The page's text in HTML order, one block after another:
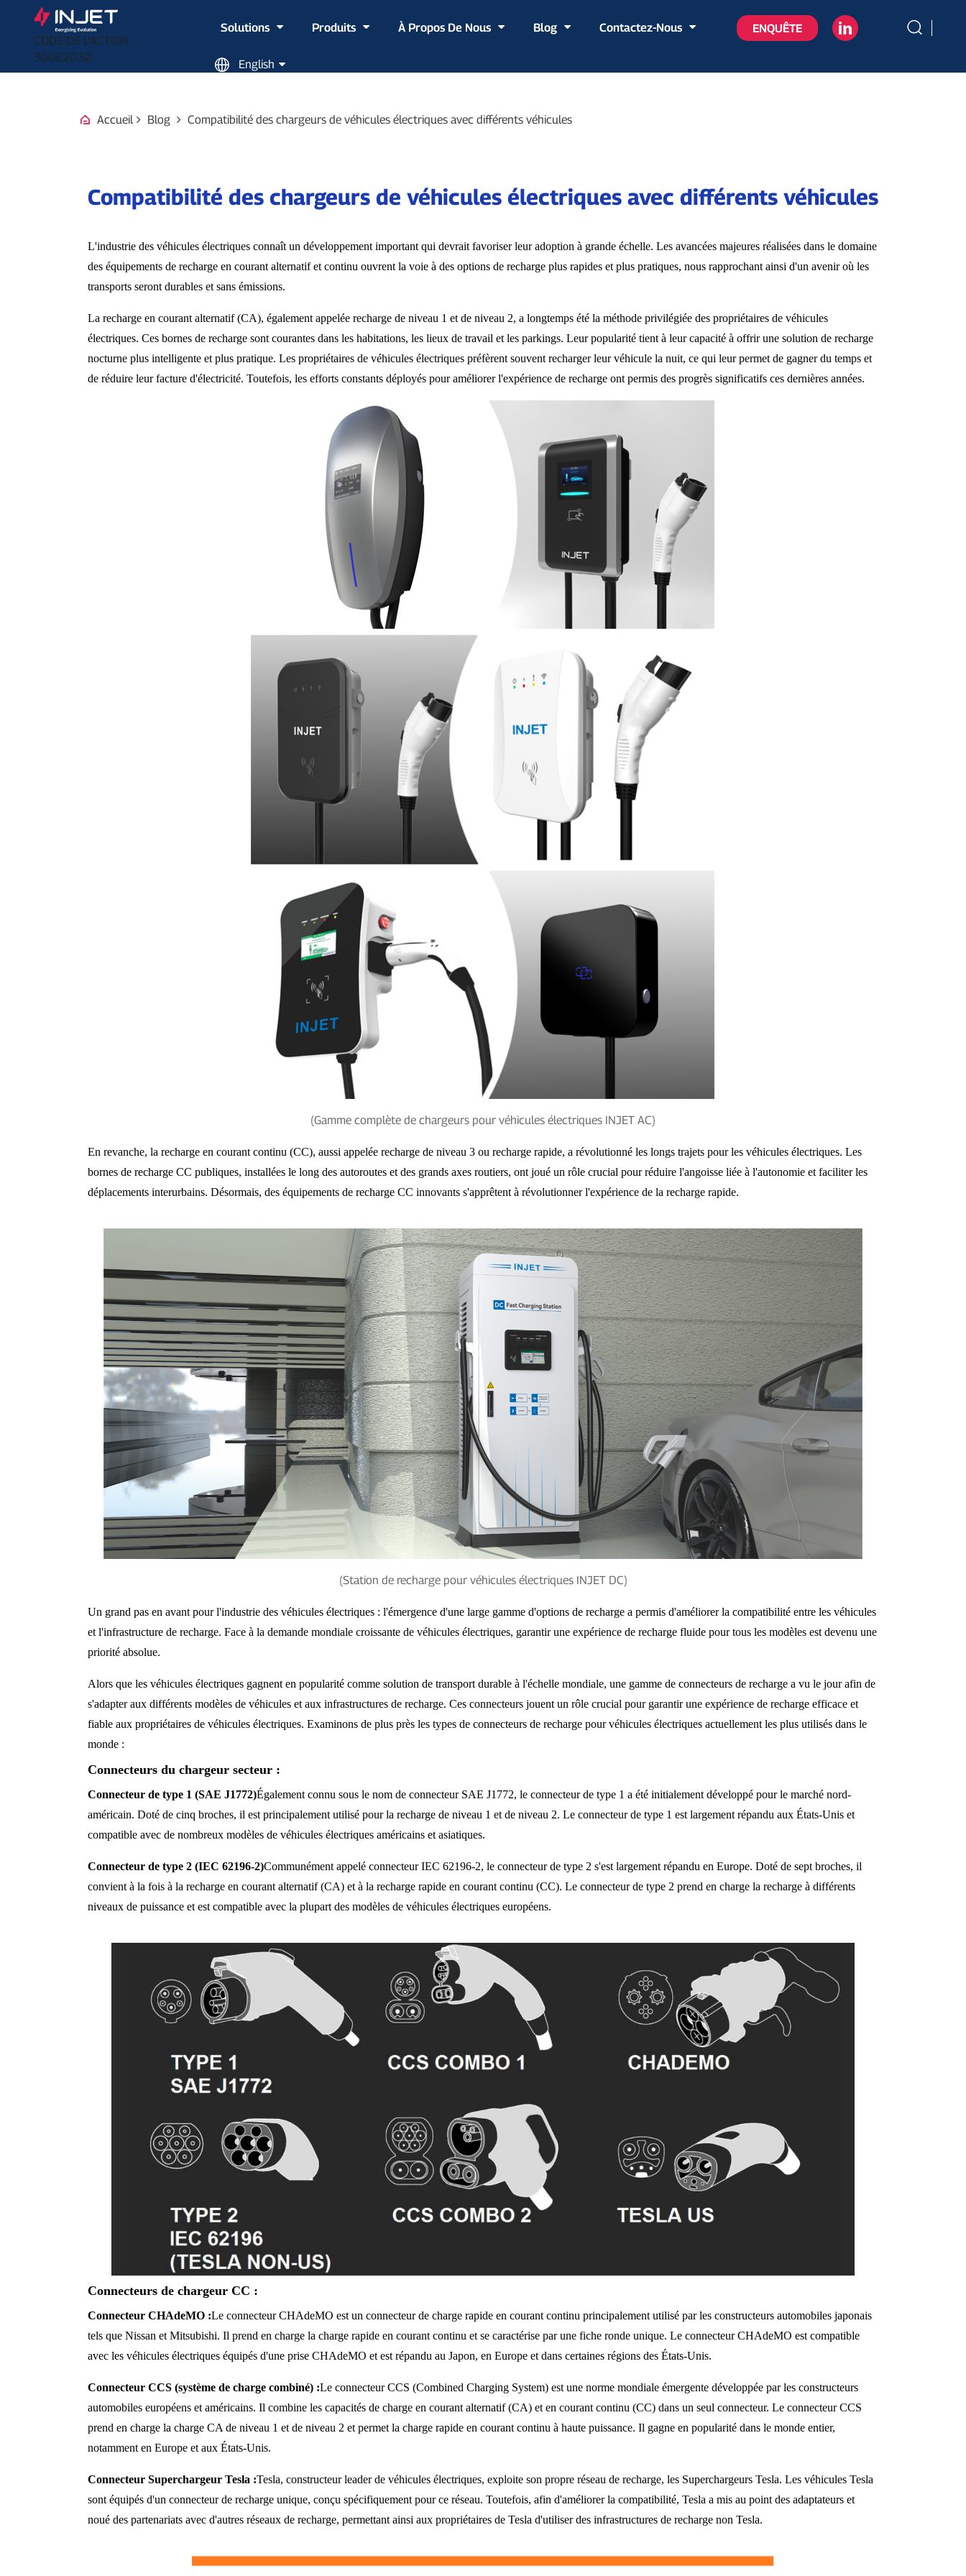
CODE DE L'ACTION
300820.SZ
Solutions Produits À Propos De Nous Blog Contactez-Nous ENQUÊTE
English
Accueil Blog Compatibilité des chargeurs de véhicules électriques avec différents véhicules
Compatibilité des chargeurs de véhicules électriques avec différents véhicules
L'industrie des véhicules électriques connaît un développement important qui devrait favoriser leur adoption à grande échelle. Les avancées majeures réalisées dans le domaine
des équipements de recharge en courant alternatif et continu ouvrent la voie à des options de recharge plus rapides et plus pratiques, nous rapprochant ainsi d'un avenir où les
transports seront durables et sans émissions.
La recharge en courant alternatif (CA), également appelée recharge de niveau 1 et de niveau 2, a longtemps été la méthode privilégiée des propriétaires de véhicules
électriques. Ces bornes de recharge sont courantes dans les habitations, les lieux de travail et les parkings. Leur popularité tient à leur capacité à offrir une solution de recharge
nocturne plus intelligente et plus pratique. Les propriétaires de véhicules électriques préfèrent souvent recharger leur véhicule la nuit, ce qui leur permet de gagner du temps et
de réduire leur facture d'électricité. Toutefois, les efforts constants déployés pour améliorer l'expérience de recharge ont permis des progrès significatifs ces dernières années.
(Gamme complète de chargeurs pour véhicules électriques INJET AC)
En revanche, la recharge en courant continu (CC), aussi appelée recharge de niveau 3 ou recharge rapide, a révolutionné les longs trajets pour les véhicules électriques. Les
bornes de recharge CC publiques, installées le long des autoroutes et des grands axes routiers, ont joué un rôle crucial pour réduire l'angoisse liée à l'autonomie et faciliter les
déplacements interurbains. Désormais, des équipements de recharge CC innovants s'apprêtent à révolutionner l'expérience de la recharge rapide.
(Station de recharge pour véhicules électriques INJET DC)
Un grand pas en avant pour l'industrie des véhicules électriques : l'émergence d'une large gamme d'options de recharge a permis d'améliorer la compatibilité entre les véhicules
et l'infrastructure de recharge. Face à la demande mondiale croissante de véhicules électriques, garantir une expérience de recharge fluide pour tous les modèles est devenu une
priorité absolue.
Alors que les véhicules électriques gagnent en popularité comme solution de transport durable à l'échelle mondiale, une gamme de connecteurs de recharge a vu le jour afin de
s'adapter aux différents modèles de véhicules et aux infrastructures de recharge. Ces connecteurs jouent un rôle crucial pour garantir une expérience de recharge efficace et
fiable aux propriétaires de véhicules électriques. Examinons de plus près les types de connecteurs de recharge pour véhicules électriques actuellement les plus utilisés dans le
monde :
Connecteurs du chargeur secteur :
Connecteur de type 1 (SAE J1772)Également connu sous le nom de connecteur SAE J1772, le connecteur de type 1 a été initialement développé pour le marché nord-
américain. Doté de cinq broches, il est principalement utilisé pour la recharge de niveau 1 et de niveau 2. Le connecteur de type 1 est largement répandu aux États-Unis et
compatible avec de nombreux modèles de véhicules électriques américains et asiatiques.
Connecteur de type 2 (IEC 62196-2)Communément appelé connecteur IEC 62196-2, le connecteur de type 2 s'est largement répandu en Europe. Doté de sept broches, il
convient à la fois à la recharge en courant alternatif (CA) et à la recharge rapide en courant continu (CC). Le connecteur de type 2 prend en charge la recharge à différents
niveaux de puissance et est compatible avec la plupart des modèles de véhicules électriques européens.
Connecteurs de chargeur CC :
Connecteur CHAdeMO :Le connecteur CHAdeMO est un connecteur de charge rapide en courant continu principalement utilisé par les constructeurs automobiles japonais
tels que Nissan et Mitsubishi. Il prend en charge la charge rapide en courant continu et se caractérise par une fiche ronde unique. Le connecteur CHAdeMO est compatible
avec les véhicules électriques équipés d'une prise CHAdeMO et est répandu au Japon, en Europe et dans certaines régions des États-Unis.
Connecteur CCS (système de charge combiné) :Le connecteur CCS (Combined Charging System) est une norme mondiale émergente développée par les constructeurs
automobiles européens et américains. Il combine les capacités de charge en courant alternatif (CA) et en courant continu (CC) dans un seul connecteur. Le connecteur CCS
prend en charge la charge CA de niveau 1 et de niveau 2 et permet la charge rapide en courant continu à haute puissance. Il gagne en popularité dans le monde entier,
notamment en Europe et aux États-Unis.
Connecteur Superchargeur Tesla :Tesla, constructeur leader de véhicules électriques, exploite son propre réseau de recharge, les Superchargeurs Tesla. Les véhicules Tesla
sont équipés d'un connecteur de recharge unique, conçu spécifiquement pour ce réseau. Toutefois, afin d'améliorer la compatibilité, Tesla a mis au point des adaptateurs et
noué des partenariats avec d'autres réseaux de recharge, permettant ainsi aux propriétaires de Tesla d'utiliser des infrastructures de recharge non Tesla.